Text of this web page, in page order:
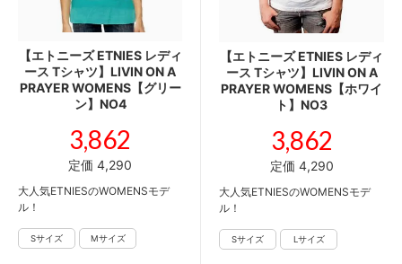
【エトニーズ ETNIES レディ
ース Tシャツ】LIVIN ON A
PRAYER WOMENS【グリー
ン】NO4
3,862
定価 4,290
大人気ETNIESのWOMENSモデ
ル！
【エトニーズ ETNIES レディ
ース Tシャツ】LIVIN ON A
PRAYER WOMENS【ホワイ
ト】NO3
3,862
定価 4,290
大人気ETNIESのWOMENSモデ
ル！